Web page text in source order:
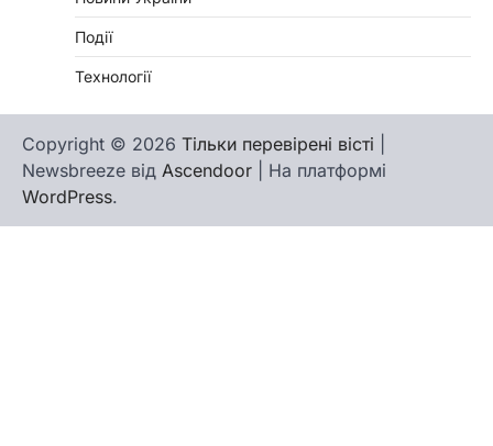
Події
Технології
Copyright © 2026 Тільки перевірені вісті
Newsbreeze від Ascendoor | На платформі
WordPress.